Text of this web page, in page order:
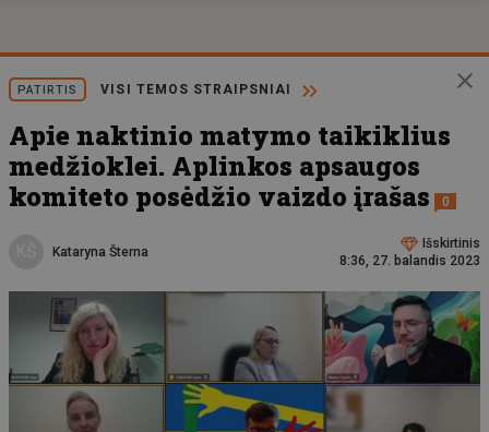
PATIRTIS VISI TEMOS STRAIPSNIAI
Apie naktinio matymo taikiklius
medžioklei. Aplinkos apsaugos
komiteto posėdžio vaizdo įrašas
0
Kataryna Šterna
Išskirtinis
8:36, 27. balandis 2023